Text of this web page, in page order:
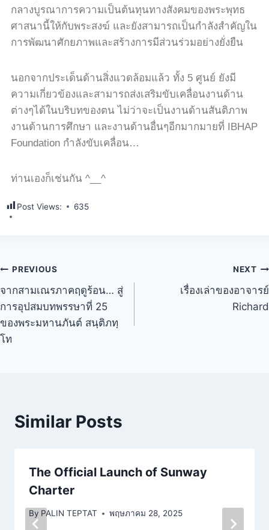
กลางบูรณาการความเป็นต้นทุนทางสังคมของพระพุทธ
ศาสนานี้ให้กับพระสงฆ์ และยังสามารถเป็นกำลังสำคัญใน
การพัฒนาศักยภาพและสร้างการมีส่วนร่วมอย่างยั่งยืน
นอกจากประเด็นด้านสิ่งแวดล้อมแล้ว ทั้ง 5 ศูนย์ ยังมี
ความเกี่ยวข้องและสามารถส่งเสริมขับเคลื่อนงานด้าน
ต่างๆได้ในบริบทของตน ไม่ว่าจะเป็นงานด้านสันติภาพ
งานด้านการศึกษา และงานด้านอื่นๆอีกมากมายที่ IBHAP
Foundation กำลังขับเคลื่อน…
ท่านเองก็เช่นกัน ^__^
Post Views: 635
PREVIOUS
จากสามเณรภาคฤดูร้อน… สู่
การอุปสมบทพรรษาที่ 25
ของพระมหานภันต์ สนฺติภทฺ
โท
NEXT
เรื่องเล่าของอาจารย์
Richard
Similar Posts
The Official Launch of Sunway
Charter
By PALIN TEPTAT พฤษภาคม 28, 2025